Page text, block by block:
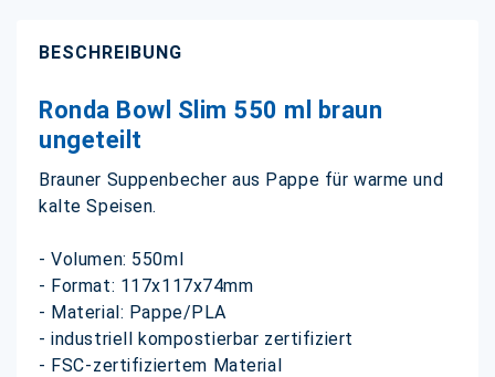
BESCHREIBUNG
Ronda Bowl Slim 550 ml braun
ungeteilt
Brauner Suppenbecher aus Pappe für warme und
kalte Speisen.
- Volumen: 550ml
- Format: 117x117x74mm
- Material: Pappe/PLA
- industriell kompostierbar zertifiziert
- FSC-zertifiziertem Material